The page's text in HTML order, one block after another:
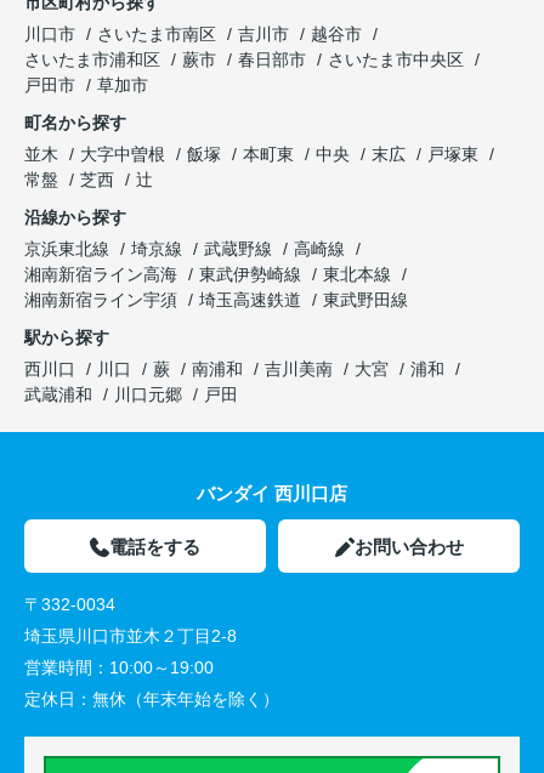
川口市
さいたま市南区 吉川市
越谷市
さいたま市浦和区
蕨市 春日部市
さいたま市中央区
戸田市
草加市
町名から探す
並木
大字中曽根 飯塚 本町東 中央 末広
戸塚東
常盤
芝西
辻
沿線から探す
京浜東北線
埼京線 武蔵野線
高崎線
湘南新宿ライン高海
東武伊勢崎線
東北本線
湘南新宿ライン宇須
埼玉高速鉄道
東武野田線
駅から探す
西川口
川口 蕨 南浦和 吉川美南 大宮
浦和
武蔵浦和
川口元郷 戸田
バンダイ 西川口店
電話をする お問い合わせ
〒332-0034
埼玉県川口市並木２丁目2-8
営業時間： 10:00～19:00
定休日： 無休（年末年始を除く）